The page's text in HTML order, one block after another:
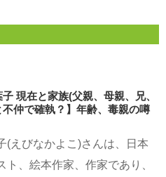
子 現在と家族(父親、母親、兄、
不仲で確執？】年齢、毒親の噂
(えびなかよこ)さんは、日本
ト、絵本作家、作家であり、